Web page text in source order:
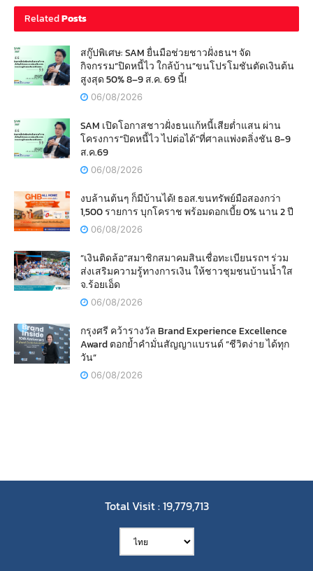
RelatedPosts
สกู๊ปพิเศษ: SAM ยื่นมือช่วยชาวฝั่งธนฯ จัด
กิจกรรม“ปิดหนี้ไว ใกล้บ้าน”ขนโปรโมชันตัดเงินต้น
สูงสุด 50% 8–9 ส.ค. 69 นี้!
06/08/2026
SAM เปิดโอกาสชาวฝั่งธนแก้หนี้เสียต่ำแสน ผ่าน
โครงการ“ปิดหนี้ไว ไปต่อได้”ที่ศาลแพ่งตลิ่งชัน 8-9
ส.ค.69
06/08/2026
งบล้านต้นๆ ก็มีบ้านได้! ธอส.ขนทรัพย์มือสองกว่า
1,500 รายการ บุกโคราช พร้อมดอกเบี้ย 0% นาน 2 ปี
06/08/2026
“เงินติดล้อ”สมาชิกสมาคมสินเชื่อทะเบียนรถฯ ร่วม
ส่งเสริมความรู้ทางการเงิน ให้ชาวชุมชนบ้านน้ำใส
จ.ร้อยเอ็ด
06/08/2026
กรุงศรี คว้ารางวัล Brand Experience Excellence
Award ตอกย้ำคำมั่นสัญญาแบรนด์ “ชีวิตง่าย ได้ทุก
วัน”
06/08/2026
Total Visit : 19,779,713